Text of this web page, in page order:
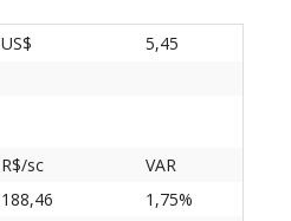
US$ 5,45
R$/sc
VAR
188,46 1,75%